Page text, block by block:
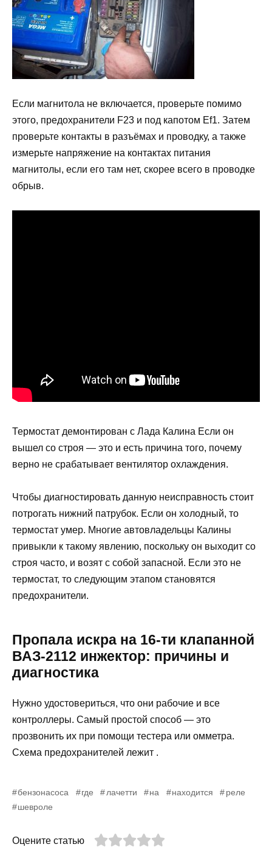
Если магнитола не включается, проверьте помимо
этого, предохранители F23 и под капотом Ef1. Затем
проверьте контакты в разъёмах и проводку, а также
измерьте напряжение на контактах питания
магнитолы, если его там нет, скорее всего в проводке
обрыв.
Термостат демонтирован с Лада Калина Если он
вышел со строя — это и есть причина того, почему
верно не срабатывает вентилятор охлаждения.
Чтобы диагностировать данную неисправность стоит
потрогать нижний патрубок. Если он холодный, то
термостат умер. Многие автовладельцы Калины
привыкли к такому явлению, поскольку он выходит со
строя часто, и возят с собой запасной. Если это не
термостат, то следующим этапом становятся
предохранители.
Пропала искра на 16-ти клапанной
ВАЗ-2112 инжектор: причины и
диагностика
Нужно удостовериться, что они рабочие и все
контроллеры. Самый простой способ — это
прозвонить их при помощи тестера или омметра.
Схема предохранителей лежит .
бензонасоса где лачетти на находится
реле
шевроле
Оцените статью